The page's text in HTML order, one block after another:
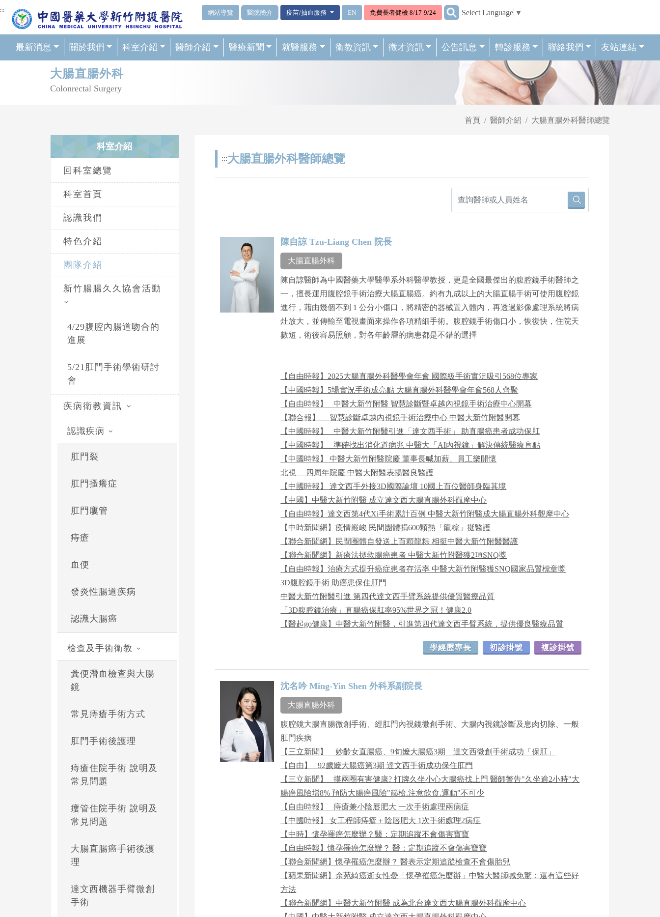
網頁頂端重要消息及連結
::: 網站導覽 醫院簡介 疫苗/抽血服務 EN 免費長者健檢 8/17-9/24 ::: Select Language ▼
最新消息 關於我們 科室介紹 醫師介紹 醫療新聞 就醫服務 衛教資訊 徵才資訊 公告訊息 轉診服務 聯絡我們 友站連結
大腸直腸外科
Colonrectal Surgery
首頁 醫師介紹 大腸直腸外科醫師總覽
科室介紹
回科室總覽
科室首頁
認識我們
特色介紹
團隊介紹
新竹腸腸久久協會活動
4/29腹腔內腸道吻合的
進展
5/21肛門手術學術研討
會
疾病衛教資訊
認識疾病
肛門裂
肛門搔癢症
肛門廔管
痔瘡
血便
發炎性腸道疾病
認識大腸癌
檢查及手術衛教
糞便潛血檢查與大腸
鏡
常見痔瘡手術方式
肛門手術後護理
痔瘡住院手術 說明及
常見問題
瘻管住院手術 說明及
常見問題
大腸直腸癌手術後護
理
達文西機器手臂微創
手術
:::大腸直腸外科醫師總覽
陳自諒 Tzu-Liang Chen 院長
大腸直腸外科
陳自諒醫師為中國醫藥大學醫學系外科醫學教授，更是全國最傑出的腹腔鏡手術醫師之
一，擅長運用腹腔鏡手術治療大腸直腸癌。約有九成以上的大腸直腸手術可使用腹腔鏡
進行，藉由幾個不到 1 公分小傷口，將精密的器械置入體內，再透過影像處理系統將病
灶放大，並傳輸至電視畫面來操作各項精細手術。腹腔鏡手術傷口小，恢復快，住院天
數短，術後容易照顧，對各年齡層的病患都是不錯的選擇
【自由時報】2025大腸直腸外科醫學會年會 國際級手術實況吸引568位專家
【中國時報】5場實況手術成亮點 大腸直腸外科醫學會年會568人齊聚
【自由時報】 _中醫大新竹附醫 智慧診斷暨卓越內視鏡手術治療中心開幕
【聯合報】__ 智慧診斷卓越內視鏡手術治療中心 中醫大新竹附醫開幕
【中國時報】 _中醫大新竹附醫引進「達文西手術」 助直腸癌患者成功保肛
【中國時報】 _準確找出消化道病兆 中醫大「AI內視鏡」解決傳統醫療盲點
【中國時報】 中醫大新竹附醫院慶 董事長喊加薪、員工樂開懷
北視 __四周年院慶 中醫大附醫表揚醫良醫護
【中國時報】 達文西手外接3D國際論壇 10國上百位醫師身臨其境
【中國】中醫大新竹附醫 成立達文西大腸直腸外科觀摩中心
【自由時報】達文西第4代Xi手術累計百例 中醫大新竹附醫成大腸直腸外科觀摩中心
【中時新聞網】疫情嚴峻 民間團體捐600顆熱「龍粽」挺醫護
【聯合新聞網】民間團體自發送上百顆龍粽 相挺中醫大新竹附醫醫護
【聯合新聞網】新療法拯救腸癌患者 中醫大新竹附醫獲2項SNQ獎
【自由時報】治療方式提升癌症患者存活率 中醫大新竹附醫獲SNQ國家品質標章獎
3D腹腔鏡手術 助癌患保住肛門
中醫大新竹附醫引進 第四代達文西手臂系統提供優質醫療品質
「3D腹腔鏡治療」直腸癌保肛率95%世界之冠！健康2.0
【醫起go健康】中醫大新竹附醫，引進第四代達文西手臂系統，提供優良醫療品質
學經歷專長 初診掛號 複診掛號
沈名吟 Ming-Yin Shen 外科系副院長
大腸直腸外科
腹腔鏡大腸直腸微創手術、經肛門內視鏡微創手術、大腸內視鏡診斷及息肉切除、一般
肛門疾病
【三立新聞】 _ 妙齡女直腸癌、9旬嬤大腸癌3期 達文西微創手術成功「保肛」
【自由】 _92歲嬤大腸癌第3期 達文西手術成功保住肛門
【三立新聞】 _摸兩圈有害健康? 打牌久坐小心大腸癌找上門 醫師警告"久坐逾2小時"大
腸癌風險增8% 預防大腸癌風險"篩檢.注意飲食.運動"不可少
【自由時報】 _痔瘡兼小陰唇肥大 一次手術處理兩病症
【中國時報】 女工程師痔瘡＋陰唇肥大 1次手術處理2病症
【中時】懷孕罹癌怎麼辦？醫：定期追蹤不會傷害寶寶
【自由時報】懷孕罹癌怎麼辦？ 醫：定期追蹤不會傷害寶寶
【聯合新聞網】懷孕罹癌怎麼辦？ 醫表示定期追蹤檢查不會傷胎兒
【蘋果新聞網】余苑綺癌逝女性憂「懷孕罹癌怎麼辦」中醫大醫師喊免驚：還有這些好
方法
【聯合新聞網】中醫大新竹附醫 成為北台達文西大腸直腸外科觀摩中心